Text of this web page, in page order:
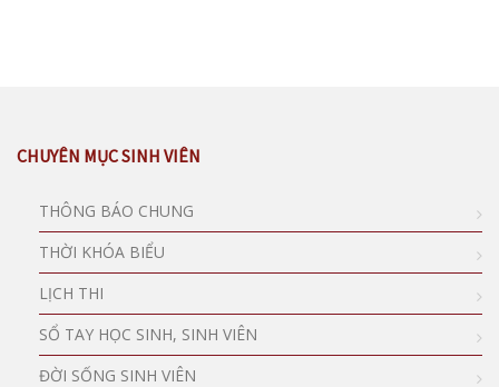
CHUYÊN MỤC SINH VIÊN
THÔNG BÁO CHUNG
THỜI KHÓA BIỂU
LỊCH THI
SỔ TAY HỌC SINH, SINH VIÊN
ĐỜI SỐNG SINH VIÊN